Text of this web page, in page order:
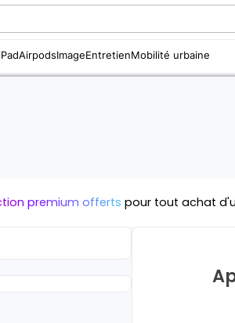
iPadAirpodsImageEntretienMobilité urbaine
premium offerts pour tout achat